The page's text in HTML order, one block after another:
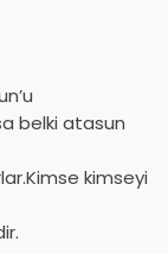
belki atasun
kimseyi